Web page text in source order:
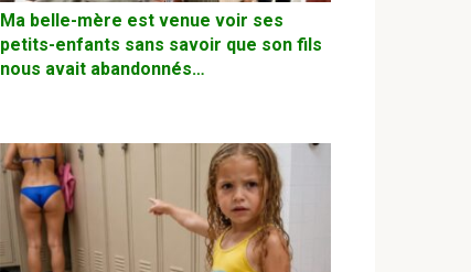
Ma belle-mère est venue voir ses
petits-enfants sans savoir que son fils
nous avait abandonnés…